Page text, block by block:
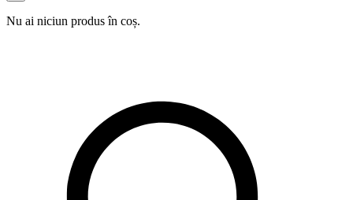
Nu ai niciun produs în coș.